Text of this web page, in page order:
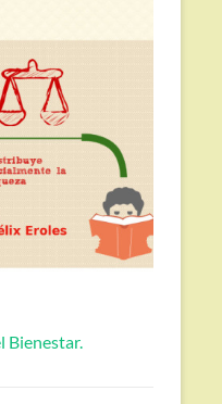
Bienestar.